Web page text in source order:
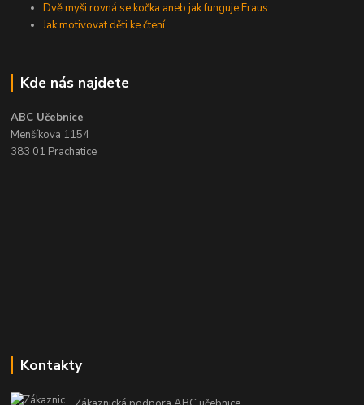
Dvě myši rovná se kočka aneb jak funguje Fraus
Jak motivovat děti ke čtení
Kde nás najdete
ABC Učebnice
Menšíkova 1154
383 01 Prachatice
Kontakty